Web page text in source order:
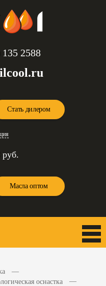
2588
Стать дилером
руб.
Масла оптом
оснастка